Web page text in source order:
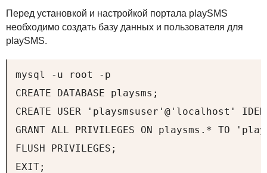
Перед установкой и настройкой портала playSMS
необходимо создать базу данных и пользователя для
playSMS.
mysql -u root -p
CREATE DATABASE playsms;
CREATE USER 'playsmsuser'@'localhost'
GRANT ALL PRIVILEGES ON playsms.* TO
FLUSH PRIVILEGES;
EXIT;